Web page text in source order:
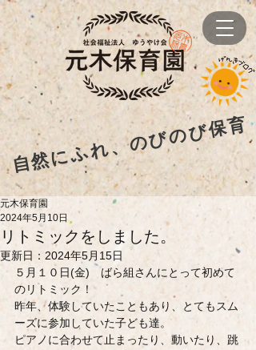
自然にふれ、のびのび保育
リトミックをしました。
元木保育園
2024年5月10日
更新日： 2024年5月15日
５月１０日(金)　ばら組さんにとって初めて
のリトミック！
昨年、体験していたこともあり、とてもスム
ーズに参加していた子ども達。
ピアノに合わせて止まったり、動いたり、跳